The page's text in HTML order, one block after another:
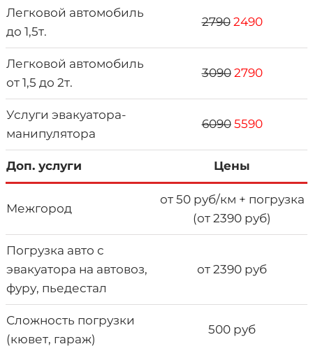
Легковой автомобиль
до 1,5т.
27902490
Легковой автомобиль
от 1,5 до 2т.
30902790
Услуги эвакуатора-
манипулятора
60905590
Доп. услуги Цены
Межгород
от 50 руб/км + погрузка
(от 2390 руб)
Погрузка авто с
эвакуатора на автовоз,
фуру, пьедестал
от 2390 руб
Сложность погрузки
(кювет, гараж)
500 руб